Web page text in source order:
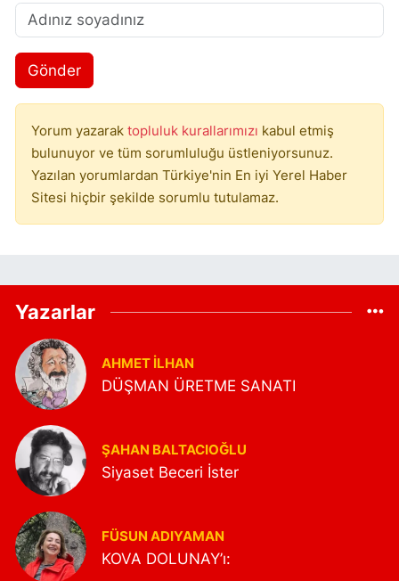
Gönder
Yorum yazarak topluluk kurallarımızı kabul etmiş
bulunuyor ve tüm sorumluluğu üstleniyorsunuz.
Yazılan yorumlardan Türkiye'nin En iyi Yerel Haber
Sitesi hiçbir şekilde sorumlu tutulamaz.
Yazarlar
AHMET İLHAN
DÜŞMAN ÜRETME SANATI
ŞAHAN BALTACIOĞLU
Siyaset Beceri İster
FÜSUN ADIYAMAN
KOVA DOLUNAY’ı: